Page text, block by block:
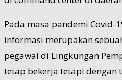
Pada masa pandemi Covid-
informasi merupakan
pegawai di Lingkungan
tetap bekerja tetapi dengan